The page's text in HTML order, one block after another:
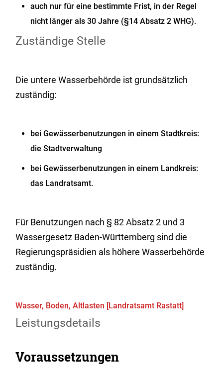
auch nur für eine bestimmte Frist, in der Regel
nicht länger als 30 Jahre (§14 Absatz 2 WHG).
Zuständige Stelle
Die untere Wasserbehörde ist grundsätzlich
zuständig:
bei Gewässerbenutzungen in einem Stadtkreis:
die Stadtverwaltung
bei Gewässerbenutzungen in einem Landkreis:
das Landratsamt.
Für Benutzungen nach § 82 Absatz 2 und 3
Wassergesetz Baden-Württemberg sind die
Regierungspräsidien als höhere Wasserbehörde
zuständig.
Wasser, Boden, Altlasten [Landratsamt Rastatt]
Leistungsdetails
Voraussetzungen